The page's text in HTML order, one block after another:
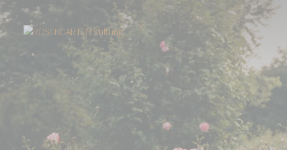
Mensch-Tier-Teams Steffi und Obelix